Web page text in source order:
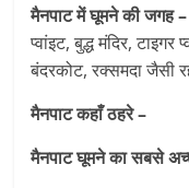
मैनपाट में घूमने की जगह –
प्वांइट, बुद्ध मंदिर, टाइगर
बंदरकोट, रक्समदा जैसी
मैनपाट कहाँ ठहरे –
मैनपाट घूमने का सबसे